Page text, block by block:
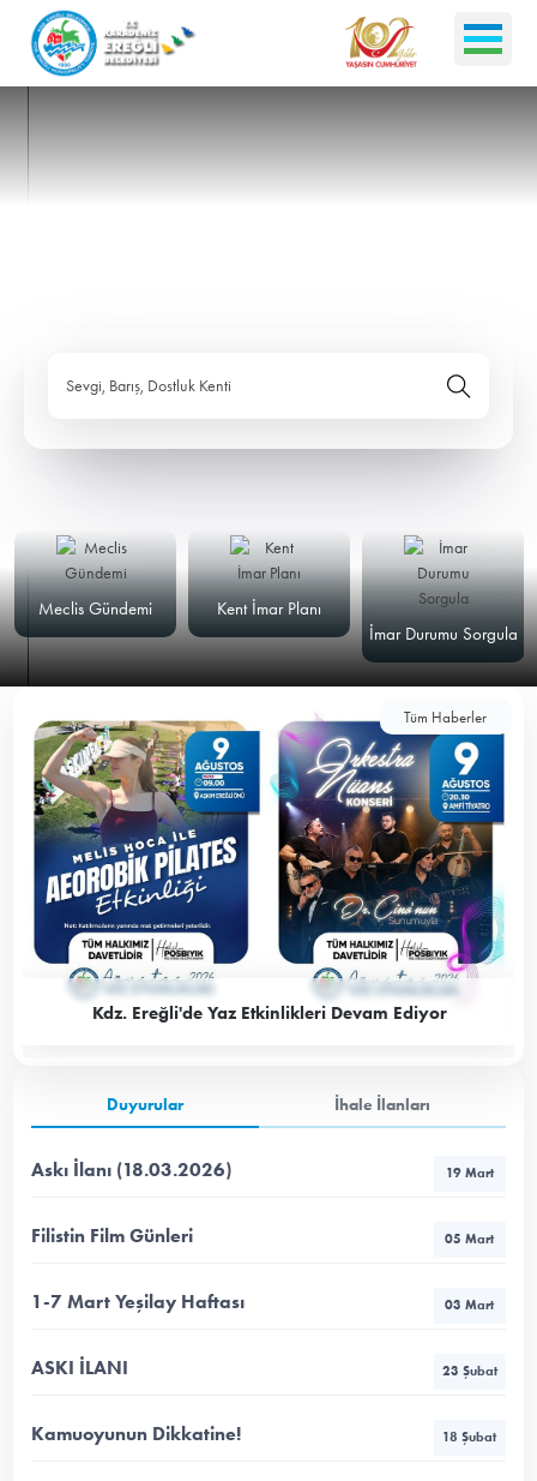
Sevgi, Barış, Dostluk Kenti
Meclis Gündemi
Kent İmar Planı
İmar Durumu Sorgula
Tüm Haberler
Kdz. Ereğli'de Yaz Etkinlikleri Devam Ediyor
Duyurular İhale İlanları
Askı İlanı (18.03.2026) 19 Mart
Filistin Film Günleri 05 Mart
1-7 Mart Yeşilay Haftası 03 Mart
ASKI İLANI 23 Şubat
Kamuoyunun Dikkatine! 18 Şubat